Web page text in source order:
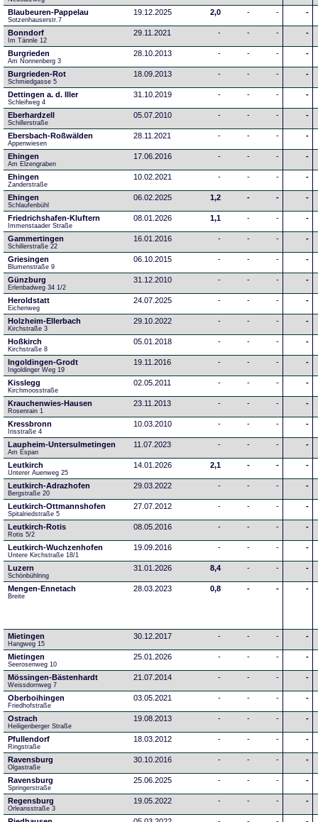
Blaubeuren-Pappelau
Sotzenhauserstr.7
19.12.2025 2,0 - - -
Bonndorf
Im Tännle 12
29.11.2021 - - - -
Burgrieden
Am Nonnenberg 3
28.10.2013 - - - -
Burgrieden-Rot
Schmiedgasse 5
18.09.2013 - - - -
Dettingen a. d. Iller
Schleifweg 4
31.10.2019 - - - -
Eberhardzell
Schillerstraße
05.07.2010 - - - -
Ebersbach-Roßwälden
Appenwiesen
28.11.2021 - - - -
Ehingen
Am Elzengraben
17.06.2016 - - - -
Ehingen
Zanderstraße
10.02.2021 - - - -
Ehingen
Schlaufenbühl
06.02.2025 1,2 - - -
Friedrichshafen-Kluftern
Immenstaader Straße
08.01.2026 1,1 - - -
Gammertingen
Schillerstraße 22
16.01.2016 - - - -
Griesingen
Blumenstraße 9
06.10.2015 - - - -
Günzburg
Erlenbadweg 34 1/2
31.12.2010 - - - -
Heroldstatt
Eichenweg
24.07.2025 - - - -
Holzheim-Ellerbach
Kirchstraße 3
29.10.2022 - - - -
Hoßkirch
Kirchstraße 8
05.01.2018 - - - -
Ingoldingen-Grodt
Ingoldinger Weg 19
19.11.2016 - - - -
Kisslegg
Kirchmoosstraße
02.05.2011 - - - -
Krauchenwies-Hausen
Rosenrain 1
23.11.2013 - - - -
Kressbronn
Irisstraße 4
10.03.2010 - - - -
Laupheim-Untersulmetingen
Am Espan
11.07.2023 - - - -
Leutkirch
Unterer Auenweg 25
14.01.2026 2,1 - - -
Leutkirch-Adrazhofen
Bergstraße 20
29.03.2022 - - - -
Leutkirch-Ottmannshofen
Spitalriedstraße 5
27.07.2012 - - - -
Leutkirch-Rotis
Rotis 5/2
08.05.2016 - - - -
Leutkirch-Wuchzenhofen
Untere Kirchstraße 18/1
19.09.2016 - - - -
Luzern
Schönbühlring
31.01.2026 8,4 - - -
Mengen-Ennetach
Breite
28.03.2023 0,8 - - -
Mietingen
Hangweg 15
30.12.2017 - - - -
Mietingen
Seerosenweg 10
25.01.2026 - - - -
Mössingen-Bästenhardt
Weissdornweg 7
21.07.2014 - - - -
Oberboihingen
Friedhofstraße
03.05.2021 - - - -
Ostrach
Heiligenberger Straße
19.08.2013 - - - -
Pfullendorf
Ringstraße
18.03.2012 - - - -
Ravensburg
Olgastraße
30.10.2016 - - - -
Ravensburg
Springerstraße
25.06.2025 - - - -
Regensburg
Orleansstraße 3
19.05.2022 - - - -